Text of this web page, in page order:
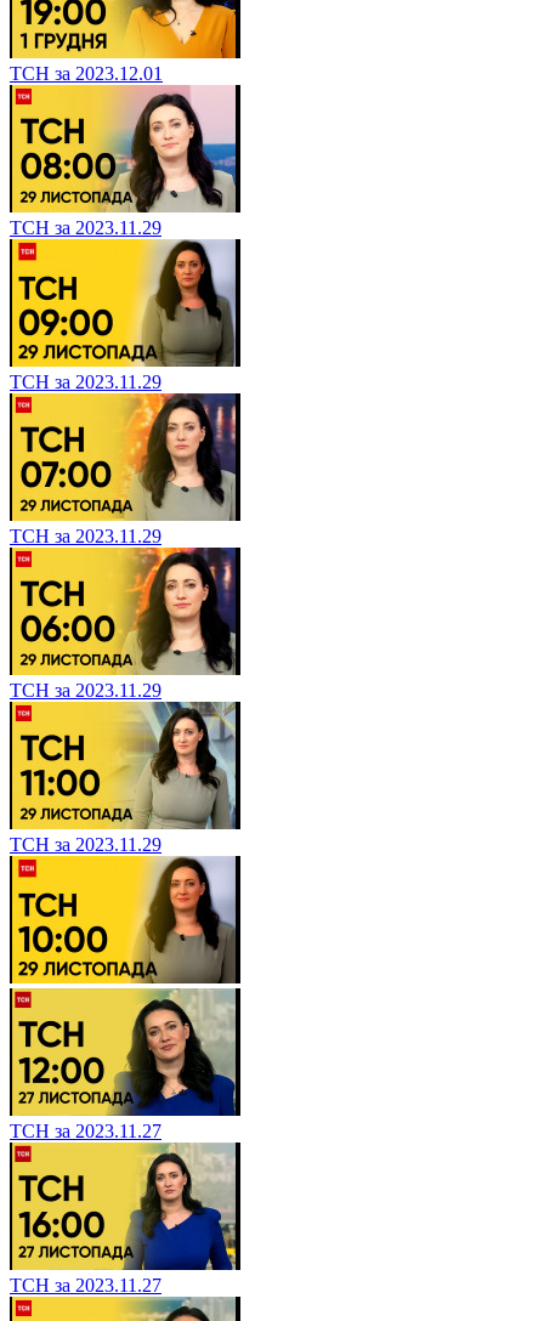
ТСН за 2023.12.01
ТСН за 2023.11.29
ТСН за 2023.11.29
ТСН за 2023.11.29
ТСН за 2023.11.29
ТСН за 2023.11.29
ТСН за 2023.11.27
ТСН за 2023.11.27